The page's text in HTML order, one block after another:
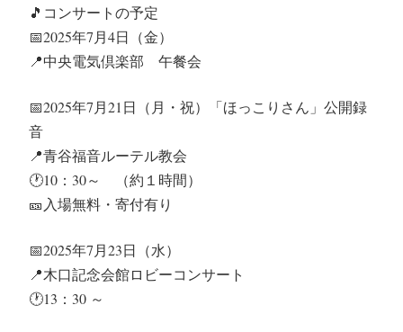
🎵 コンサートの予定
📅2025年7月4日（金）
📍中央電気倶楽部 午餐会
📅2025年7月21日（月・祝）「ほっこりさん」公開録
音
📍青谷福音ルーテル教会
🕐10：30～ （約１時間）
🎫入場無料・寄付有り
📅2025年7月23日（水）
📍木口記念会館ロビーコンサート
🕐13：30 ～